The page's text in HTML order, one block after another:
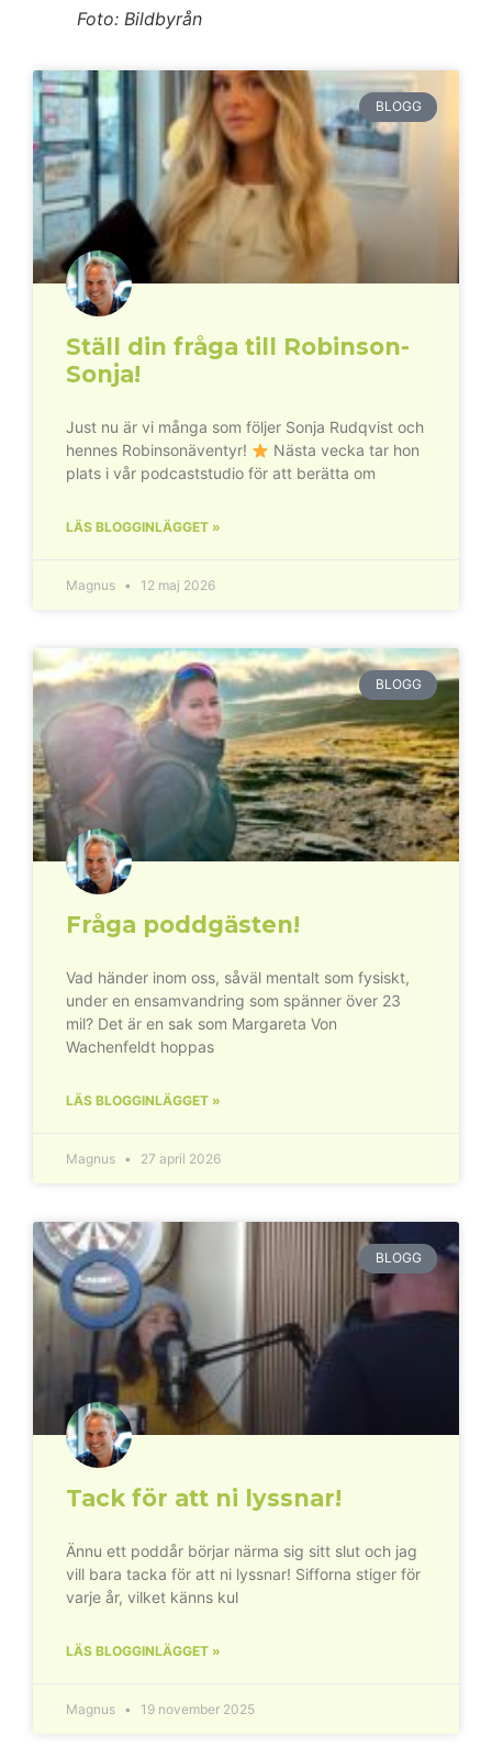
Foto: Bildbyrån
BLOGG
Ställ din fråga till Robinson-
Sonja!
Just nu är vi många som följer Sonja Rudqvist och
hennes Robinsonäventyr!
Nästa vecka tar hon
plats i vår podcaststudio för att berätta om
LÄS BLOGGINLÄGGET »
Magnus 12 maj 2026
BLOGG
Fråga poddgästen!
Vad händer inom oss, såväl mentalt som fysiskt,
under en ensamvandring som spänner över 23
mil? Det är en sak som Margareta Von
Wachenfeldt hoppas
LÄS BLOGGINLÄGGET »
Magnus 27 april 2026
BLOGG
Tack för att ni lyssnar!
Ännu ett poddår börjar närma sig sitt slut och jag
vill bara tacka för att ni lyssnar! Sifforna stiger för
varje år, vilket känns kul
LÄS BLOGGINLÄGGET »
Magnus 19 november 2025